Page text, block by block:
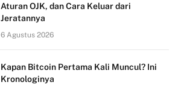
Aturan OJK, dan Cara Keluar dari
Jeratannya
6 Agustus 2026
Kapan Bitcoin Pertama Kali Muncul? Ini
Kronologinya